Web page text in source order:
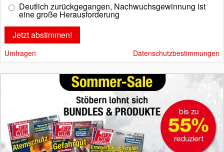
Deutlich zurückgegangen, Nachwuchsgewinnung ist
eine große Herausforderung
Umfragen Datenschutzbestimmungen